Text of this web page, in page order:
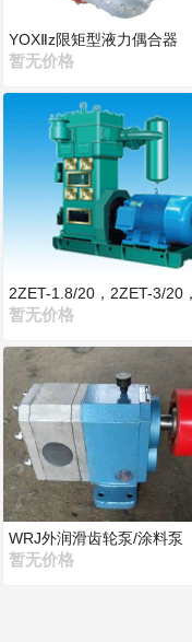
YOXⅡz限矩型液力偶合器
暂无价格
2ZET-1.8/20，2ZET-3/20，
暂无价格
WRJ外润滑齿轮泵/涂料泵
暂无价格